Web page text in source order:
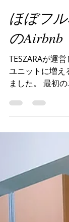
2018年7月1日
ほぼフル
のAirbnb
TESZARAが運
ユニットに増え
ました。 最初の
ームの頑張りで
いただいたイ
いたのでご紹介